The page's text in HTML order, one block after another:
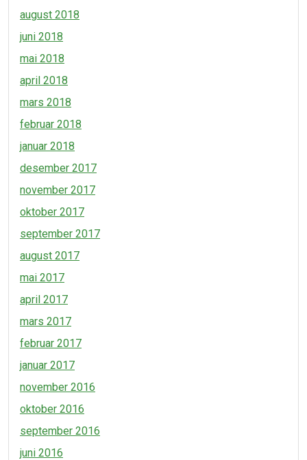
august 2018
juni 2018
mai 2018
april 2018
mars 2018
februar 2018
januar 2018
desember 2017
november 2017
oktober 2017
september 2017
august 2017
mai 2017
april 2017
mars 2017
februar 2017
januar 2017
november 2016
oktober 2016
september 2016
juni 2016